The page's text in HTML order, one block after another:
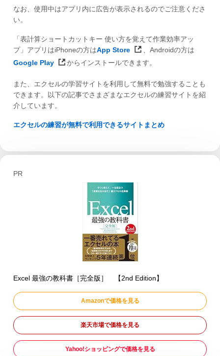
なお、使用中はアプリ内に広告が表示されるのでご注意くださ
い。
「表計算ショートカットキー 使い方を覚えて作業効率アッ
プ」アプリはiPhoneの方はApp Store
、Androidの方は
Google Play
からインストールできます。
また、エクセルの学習サイトを利用して無料で勉強することも
できます。以下の記事でさまざまなエクセルの練習サイトを紹
介しています。
エクセルの練習が無料で利用できるサイトまとめ
PR
Excel 最強の教科書［完全版］ 【2nd Edition】
Amazonで価格を見る
楽天市場で価格を見る
Yahoo!ショッピングで価格を見る